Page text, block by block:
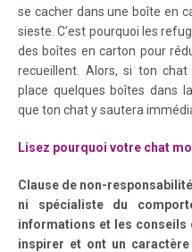
se cacher dans une boîte en
sieste. C’est pourquoi les
des boîtes en carton pour
recueillent. Alors, si ton
place quelques boîtes dans
que ton chat y sautera
Lisez pourquoi votre chat
Clause de non-
ni spécialiste du
informations et les conseils
inspirer et ont un